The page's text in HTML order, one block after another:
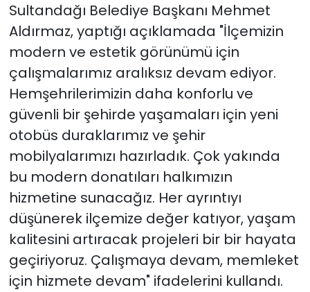
Sultandağı Belediye Başkanı Mehmet
Aldırmaz, yaptığı açıklamada "İlçemizin
modern ve estetik görünümü için
çalışmalarımız aralıksız devam ediyor.
Hemşehrilerimizin daha konforlu ve
güvenli bir şehirde yaşamaları için yeni
otobüs duraklarımız ve şehir
mobilyalarımızı hazırladık. Çok yakında
bu modern donatıları halkımızın
hizmetine sunacağız. Her ayrıntıyı
düşünerek ilçemize değer katıyor, yaşam
kalitesini artıracak projeleri bir bir hayata
geçiriyoruz. Çalışmaya devam, memleket
için hizmete devam" ifadelerini kullandı.